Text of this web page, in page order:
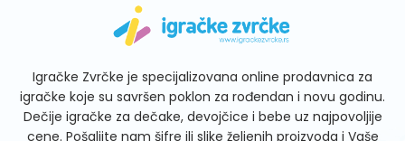
Igračke Zvrčke je specijalizovana online prodavnica za
igračke koje su savršen poklon za rođendan i novu godinu.
Dečije igračke za dečake, devojčice i bebe uz najpovoljije
cene. Pošaljite nam šifre ili slike željenih proizvoda i Vaše